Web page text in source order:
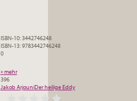
ISBN-10: 3442746248
ISBN-13: 9783442746248
0
» mehr
396
Jakob ArjouniDer heilige Eddy